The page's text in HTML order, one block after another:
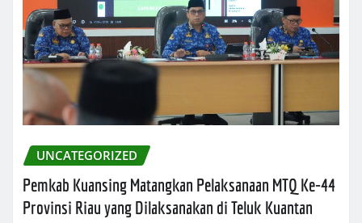
UNCATEGORIZED
Pemkab Kuansing Matangkan Pelaksanaan MTQ Ke-44
Provinsi Riau yang Dilaksanakan di Teluk Kuantan